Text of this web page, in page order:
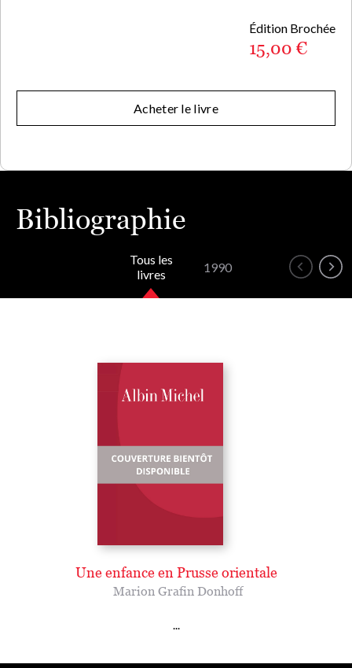
Édition Brochée
15,00 €
Acheter le livre
Bibliographie
Tous les
livres
1990
Une enfance en Prusse orientale
Marion Grafin Donhoff
...